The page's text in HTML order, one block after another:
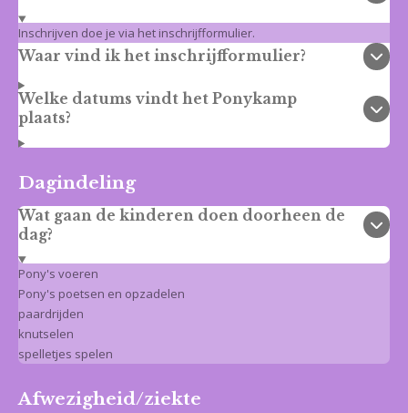
Inschrijven doe je via het inschrijfformulier.
Waar vind ik het inschrijfformulier?
Welke datums vindt het Ponykamp
plaats?
Dagindeling
Wat gaan de kinderen doen doorheen de
dag?
Pony's voeren
Pony's poetsen en opzadelen
paardrijden
knutselen
spelletjes spelen
Afwezigheid/ziekte